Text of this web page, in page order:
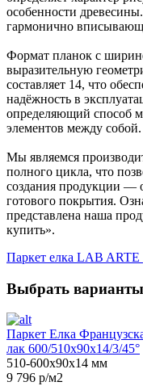
особенности
гармонично
Формат планок с
выразительную
составляет 14, что
надёжность в
определяющий способ
элементов между собой.
Мы являемся
полного цикла, что
создания продукции —
готового покрытия.
представлена наша
купить».
Паркет елка LAB ARTE
Выбрать варианты
Паркет Елка
лак 600/510х90х14/3/45°
510-600х90х14 мм
9 796 р/м2